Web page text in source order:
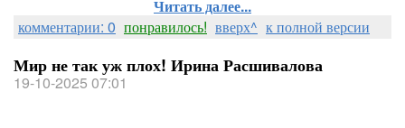
Читать далее...
комментарии: 0 понравилось! вверх^ к полной версии
Мир не так уж плох! Ирина Расшивалова
19-10-2025 07:01